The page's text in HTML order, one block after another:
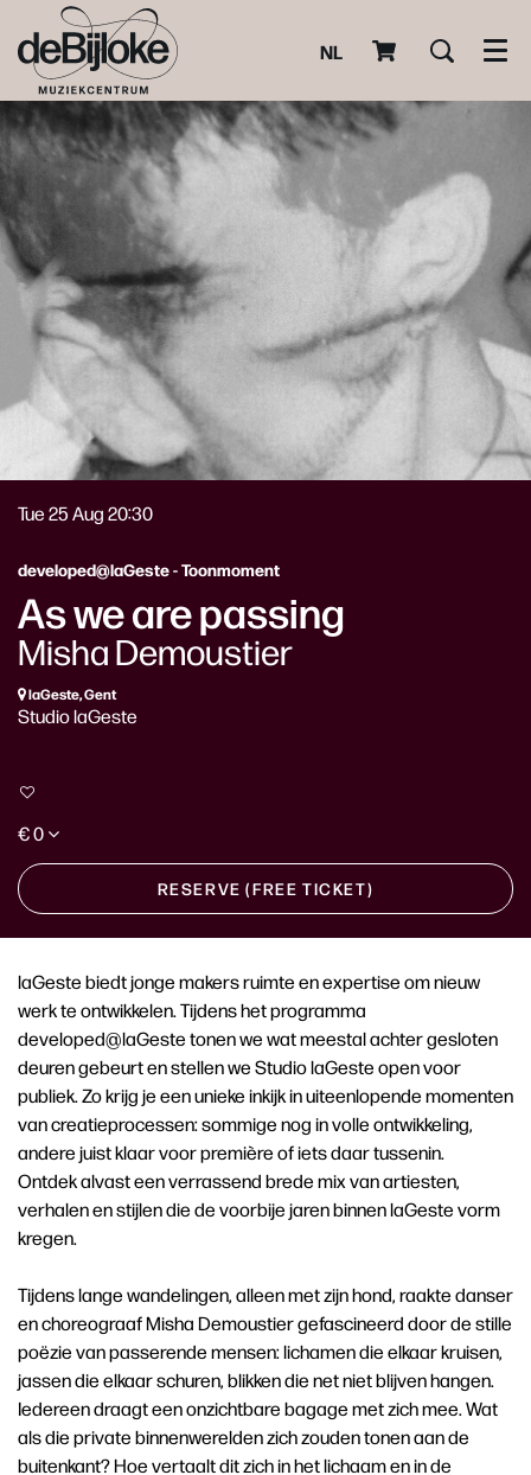
NL
As we are passing
Misha Demoustier
developed@laGeste - Toonmoment
Tue 25 Aug20:30
laGeste, Gent
Studio laGeste
€ 0
RESERVE (FREE TICKET)
laGeste biedt jonge makers ruimte en expertise om nieuw
werk te ontwikkelen. Tijdens het programma
developed@laGeste tonen we wat meestal achter gesloten
deuren gebeurt en stellen we Studio laGeste open voor
publiek. Zo krijg je een unieke inkijk in uiteenlopende momenten
van creatieprocessen: sommige nog in volle ontwikkeling,
andere juist klaar voor première of iets daar tussenin.
Ontdek alvast een verrassend brede mix van artiesten,
verhalen en stijlen die de voorbije jaren binnen laGeste vorm
kregen.
Tijdens lange wandelingen, alleen met zijn hond, raakte danser
en choreograaf Misha Demoustier gefascineerd door de stille
poëzie van passerende mensen: lichamen die elkaar kruisen,
jassen die elkaar schuren, blikken die net niet blijven hangen.
Iedereen draagt een onzichtbare bagage met zich mee. Wat
als die private binnenwerelden zich zouden tonen aan de
buitenkant? Hoe vertaalt dit zich in het lichaam en in de